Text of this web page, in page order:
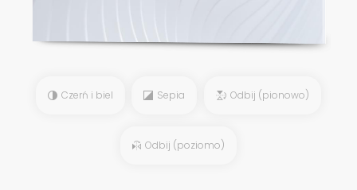
Czerń i biel Sepia Odbij (pionowo)
Odbij (poziomo)